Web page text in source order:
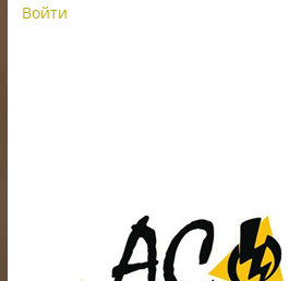
Войти